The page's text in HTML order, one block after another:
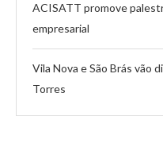
ACISATT promove
empresarial
Vila Nova e São Brás vão
Torres